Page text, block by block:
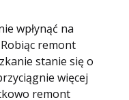
wpłynąć na
remont
stanie się o
więcej
remont